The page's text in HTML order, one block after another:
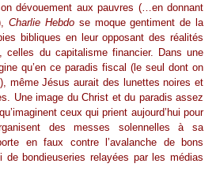
dévouement aux pauvres (…en donnant
Charlie Hebdo se moque gentiment de la
bibliques en leur opposant des réalités
celles du capitalisme financier. Dans une
qu’en ce paradis fiscal (le seul dont on
même Jésus aurait des lunettes noires et
Une image du Christ et du paradis assez
ceux qui prient aujourd’hui pour
des messes solennelles à sa
en faux contre l’avalanche de bons
bondieuseries relayées par les médias